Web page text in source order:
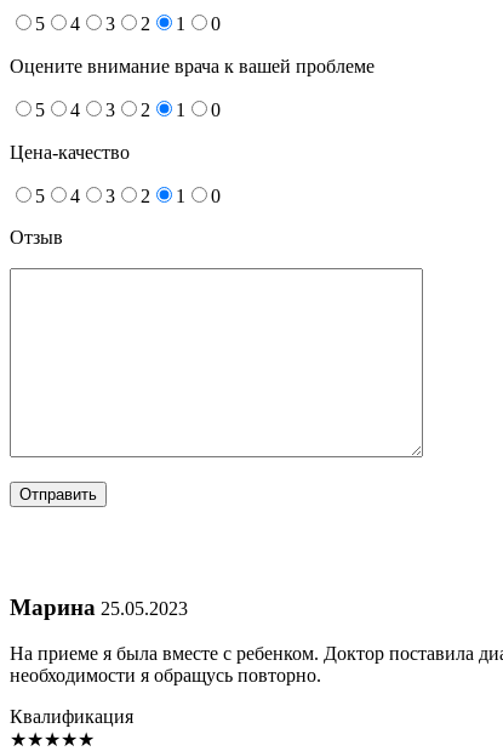
5 4 3 2 1 0
Оцените внимание врача к вашей проблеме
5 4 3 2 1 0
Цена-качество
5 4 3 2 1
0
Отзыв
Марина 25.05.2023
На приеме я была вместе с ребенком. Доктор поставила
необходимости я обращусь повторно.
Квалификация
★★★★★